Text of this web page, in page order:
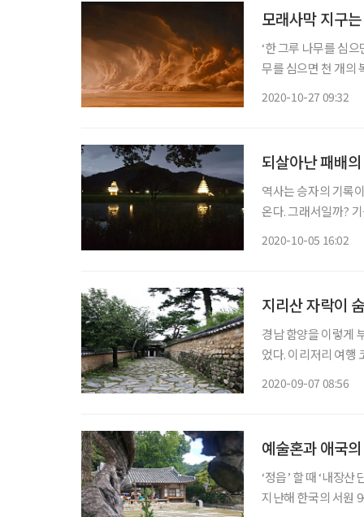
모래사막 지구
‘한 그루 나무를 심
무를 심으면 천 개의
2020-10-27 09:32
되살아난 패배
역사는 승자의 기록
온다. 그래서일까?
2020-10-05 16:02
지리산 자락이
경남 함양을 이렇게
었다. 이리저리 여행
2020-09-07 08:56
예술혼과 애국
‘정읍’ 할 때 ‘내장
지난해 한국의 서원